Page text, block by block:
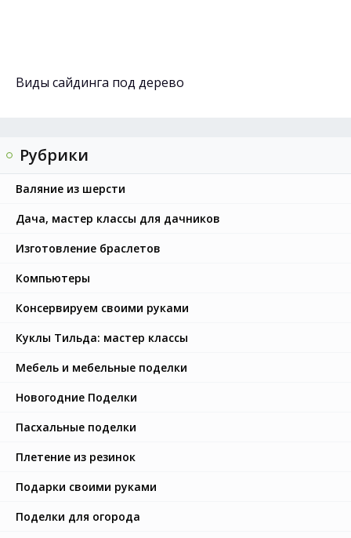
Виды сайдинга под дерево
Рубрики
Валяние из шерсти
Дача, мастер классы для дачников
Изготовление браслетов
Компьютеры
Консервируем своими руками
Куклы Тильда: мастер классы
Мебель и мебельные поделки
Новогодние Поделки
Пасхальные поделки
Плетение из резинок
Подарки своими руками
Поделки для огорода